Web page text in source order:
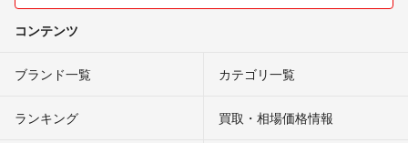
コンテンツ
ブランド一覧 カテゴリ一覧
ランキング 買取・相場価格情報